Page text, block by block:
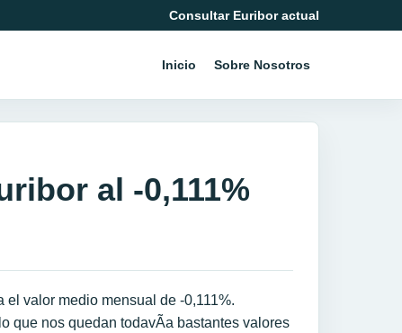
Consultar Euribor actual
Inicio Sobre Nosotros
al -0,111%
el valor medio mensual de -0,111%.
que nos quedan todavÃ­a bastantes valores